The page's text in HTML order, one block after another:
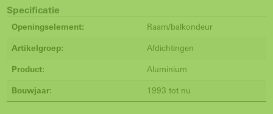
Specificatie
Openingselement: Raam/balkondeur
Artikelgroep: Afdichtingen
Product: Aluminium
Bouwjaar: 1993 tot nu